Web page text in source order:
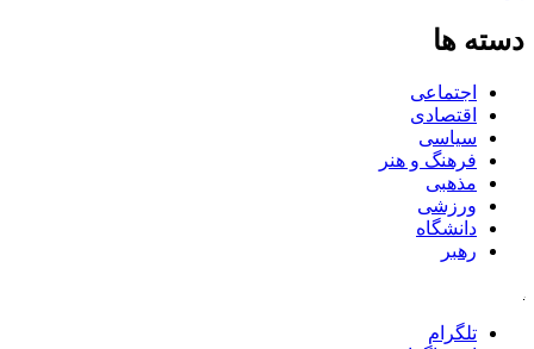
دسته ها
اجتماعی
اقتصادی
سیاسی
فرهنگ و هنر
مذهبی
ورزشی
دانشگاه
رهبر
تلگرام